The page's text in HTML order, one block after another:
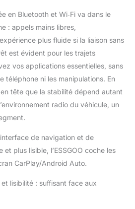
pouces s'intègre à
Apple CarPlay et
Android Auto, se
Apple Maps, Google
Maps et Waze. Profitez
d'une vue de carte plus
grande et plus claire
commodité et sécurité,
tout en restant
sur la rou Écran
CarPlay Voiture avec
Caméra de Recul
aux problèmes de
en Bluetooth et Wi‑Fi va dans le
: appels mains libres,
plus fluide si la liaison sans
est évident pour les trajets
vos applications essentielles, sans
téléphone ni les manipulations. En
tête que la stabilité dépend autant
radio du véhicule, un
de navigation et de
plus lisible, l’ESSGOO coche les
CarPlay/Android Auto.
lisibilité : suffisant face aux